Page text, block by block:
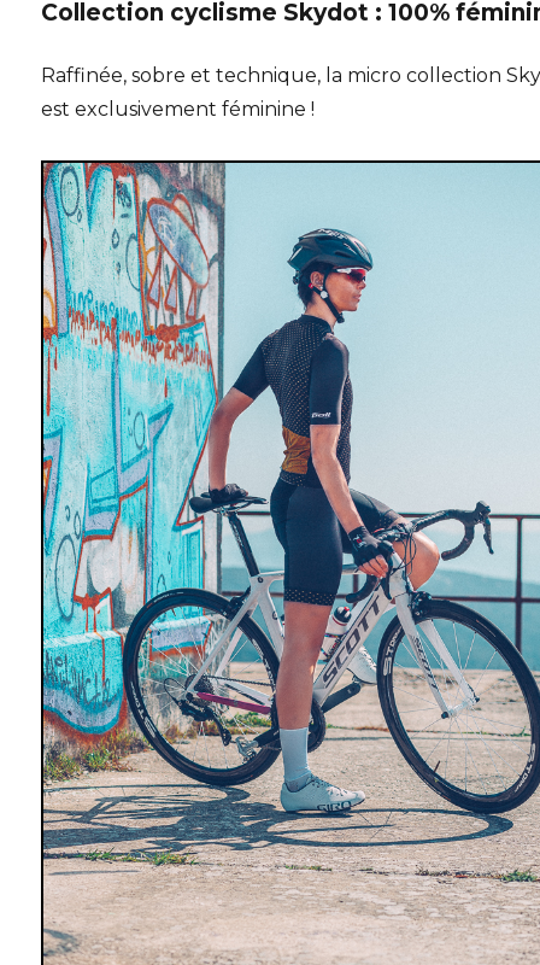
Collection cyclisme Skydot : 100%
Raffinée, sobre et technique, la micro collection
est exclusivement féminine !